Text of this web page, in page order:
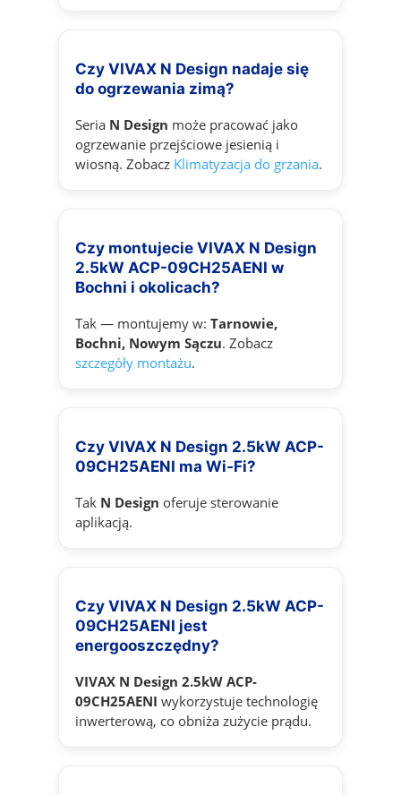
Czy VIVAX N Design nadaje się
do ogrzewania zimą?
Seria N Design może pracować jako
ogrzewanie przejściowe jesienią i
wiosną. Zobacz Klimatyzacja do grzania.
Czy montujecie VIVAX N Design
2.5kW ACP-09CH25AENI w
Bochni i okolicach?
Tak — montujemy w: Tarnowie,
Bochni, Nowym Sączu. Zobacz
szczegóły montażu.
Czy VIVAX N Design 2.5kW ACP-
09CH25AENI ma Wi‑Fi?
Tak N Design oferuje sterowanie
aplikacją.
Czy VIVAX N Design 2.5kW ACP-
09CH25AENI jest
energooszczędny?
VIVAX N Design 2.5kW ACP-
09CH25AENI wykorzystuje technologię
inwerterową, co obniża zużycie prądu.